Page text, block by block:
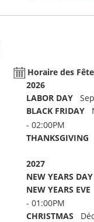
Horaire des
2026
LABOR DAY
BLACK FRIDAY
- 02:00PM
THANKSGIVING
2027
NEW YEARS DAY
NEW YEARS EVE
- 01:00PM
CHRISTMAS